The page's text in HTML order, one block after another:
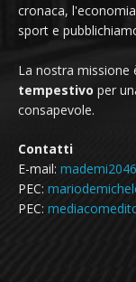
cronaca,
sport e
La nostra missione
tempestivo per
consapevole.
Contatti
E-mail:
PEC:
PEC: